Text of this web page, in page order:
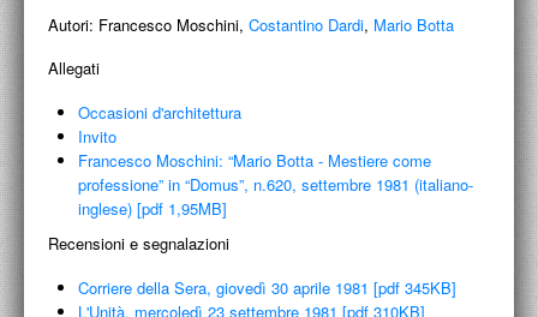
RECENSIONI GENERALI
MOSTRE
ARTISTI
DUETTI / DUELLI
Autori: Francesco Moschini, Costantino Dardi, Mario Botta
Allegati
Occasioni d'architettura
Invito
Francesco Moschini: “Mario Botta - Mestiere come
professione” in “Domus”, n.620, settembre 1981 (italiano-
inglese) [pdf 1,95MB]
Recensioni e segnalazioni
Corriere della Sera, giovedì 30 aprile 1981 [pdf 345KB]
L'Unità, mercoledì 23 settembre 1981 [pdf 310KB]